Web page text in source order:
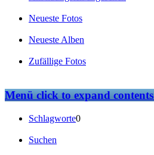
Neueste Fotos
Neueste Alben
Zufällige Fotos
Menüclick to expand contents
Schlagworte0
Suchen